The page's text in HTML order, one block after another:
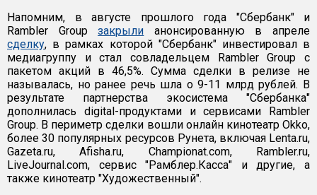
Напомним, в августе прошлого года "Сбербанк" и
Rambler Groupзакрыли анонсированную в апреле
сделку, в рамках которой "Сбербанк" инвестировал в
медиагруппу и стал совладельцем Rambler Group с
пакетом акций в 46,5%. Сумма сделки в релизе не
называлась, но ранее речь шла о 9-11 млрд рублей. В
результате партнерства экосистема "Сбербанка"
дополнилась digital-продуктами и сервисами Rambler
Group. В периметр сделки вошли онлайн кинотеатр Оkkо,
более 30 популярных ресурсов Рунета, включая Lenta.ru,
Gazeta.ru, Afisha.ru, Championat.com, Rambler.ru,
LiveJournal.com, сервис "Рамблер.Касса" и другие, а
также кинотеатр "Художественный".